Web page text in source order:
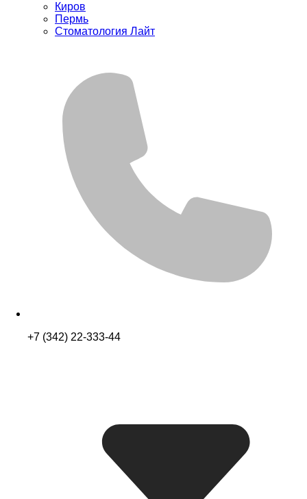
Киров
Пермь
Стоматология Лайт
+7 (342) 22-333-44